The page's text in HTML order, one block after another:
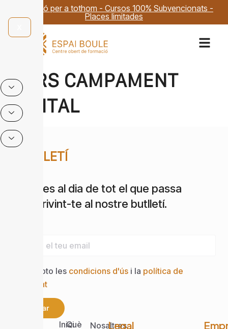
Formació per a tothom - Cursos 100% Subvencionats -
Places limitades
CURS CAMPAMENT
DIGITAL
BUTLLETÍ
Estigues al dia de tot el que passa
subscrivint-te al nostre butlletí.
Accepto les condicions d'ús i la política de
privacitat
Enviar
IniciQuè
Nosaltres
Legal